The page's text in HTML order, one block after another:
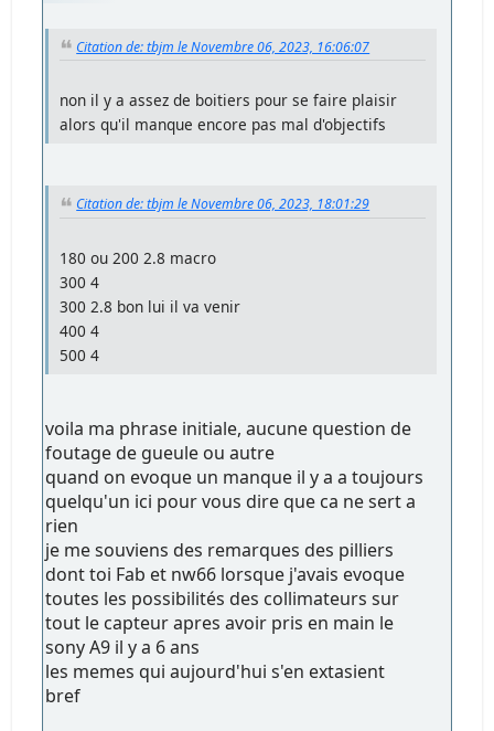
Citation de: tbjm le Novembre 06, 2023, 16:06:07
non il y a assez de boitiers pour se faire plaisir
alors qu'il manque encore pas mal d'objectifs
Citation de: tbjm le Novembre 06, 2023, 18:01:29
180 ou 200 2.8 macro
300 4
300 2.8 bon lui il va venir
400 4
500 4
voila ma phrase initiale, aucune question de
foutage de gueule ou autre
quand on evoque un manque il y a a toujours
quelqu'un ici pour vous dire que ca ne sert a
rien
je me souviens des remarques des pilliers
dont toi Fab et nw66 lorsque j'avais evoque
toutes les possibilités des collimateurs sur
tout le capteur apres avoir pris en main le
sony A9 il y a 6 ans
les memes qui aujourd'hui s'en extasient
bref